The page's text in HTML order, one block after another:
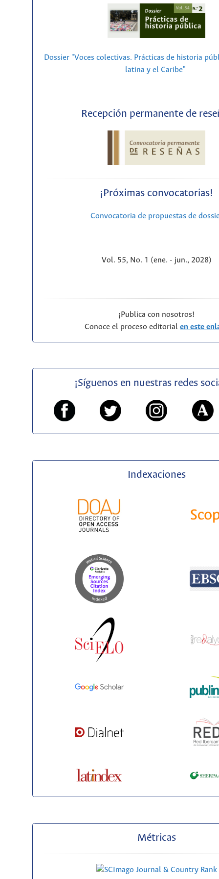
Dossier "Voces colectivas. Prácticas de historia
latina y el Caribe"
Recepción permanente de
¡Próximas convocatorias!
Convocatoria de propuestas de
Vol. 55, No. 1 (ene. - jun., 2028)
¡Publica con nosotros!
Conoce el proceso editorialen este
¡Síguenos en nuestras redes
Indexaciones
Métricas